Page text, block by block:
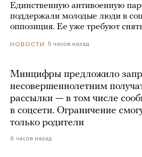
Единственную антивоенную
поддержали молодые люди в
оппозиция. Ее уже требуют
НОВОСТИ 5 часов назад
Минцифры предложило
несовершеннолетним
рассылки — в том числе
в соцсети. Ограничение
только родители
6 часов назад